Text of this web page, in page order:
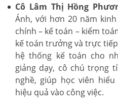
Cô Lâm Thị Hồng
Ánh, với hơn 20 năm
chính – kế toán – kiểm
kế toán trưởng và trực
hệ thống kế toán cho
giảng dạy, cô chú trọng
nghề, giúp học viên
hiệu quả vào công việc.